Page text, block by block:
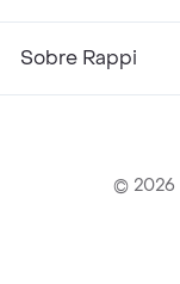
Sobre Rappi
© 2026